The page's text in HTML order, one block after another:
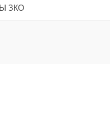
ЗКО